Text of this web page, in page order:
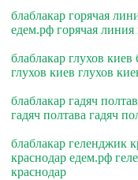
блаблакар горячая
едем.рф горячая линия
блаблакар глухов
глухов киев глухов
блаблакар гадяч
гадяч полтава гадяч
блаблакар геленджик
краснодар едем.рф
краснодар